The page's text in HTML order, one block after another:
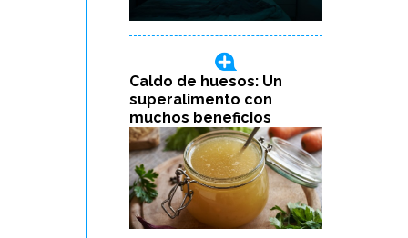
Caldo de huesos: Un
superalimento con
muchos beneficios